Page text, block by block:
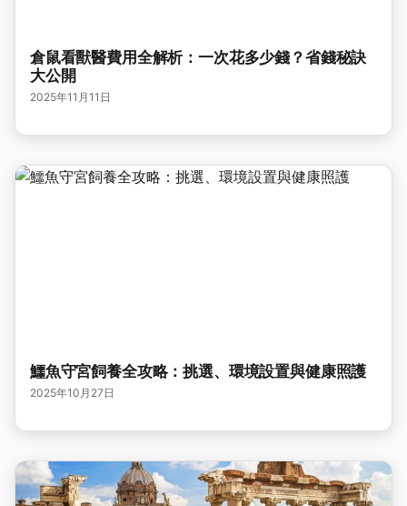
倉鼠看獸醫費用全解析：一次花多少錢？省錢秘訣
大公開
2025年11月11日
鱷魚守宮飼養全攻略：挑選、環境設置與健康照護
2025年10月27日